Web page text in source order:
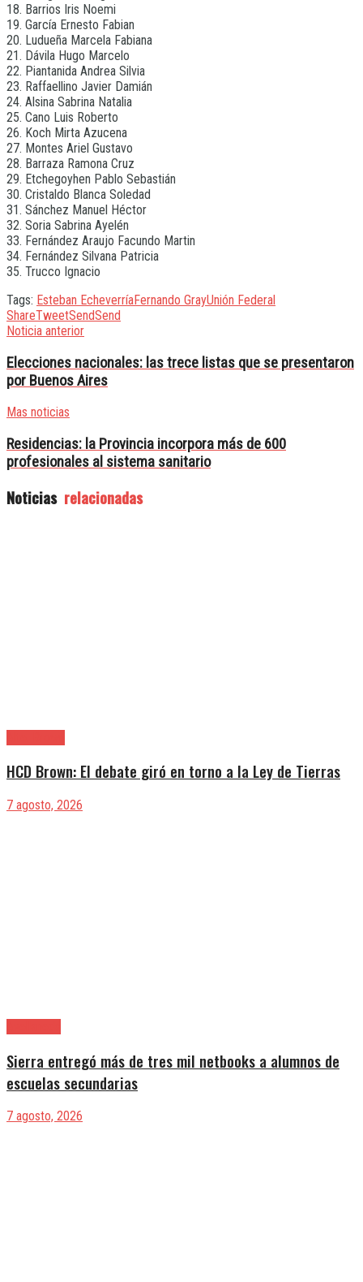
18. Barrios Iris Noemi
19. García Ernesto Fabian
20. Ludueña Marcela Fabiana
21. Dávila Hugo Marcelo
22. Piantanida Andrea Silvia
23. Raffaellino Javier Damián
24. Alsina Sabrina Natalia
25. Cano Luis Roberto
26. Koch Mirta Azucena
27. Montes Ariel Gustavo
28. Barraza Ramona Cruz
29. Etchegoyhen Pablo Sebastián
30. Cristaldo Blanca Soledad
31. Sánchez Manuel Héctor
32. Soria Sabrina Ayelén
33. Fernández Araujo Facundo Martin
34. Fernández Silvana Patricia
35. Trucco Ignacio
Tags: Esteban EcheverríaFernando GrayUnión Federal
ShareTweetSendSend
Noticia anterior
Elecciones nacionales: las trece listas que se presentaron
por Buenos Aires
Mas noticias
Residencias: la Provincia incorpora más de 600
profesionales al sistema sanitario
Noticias relacionadas
HCD Brown: El debate giró en torno a la Ley de Tierras
7 agosto, 2026
Sierra entregó más de tres mil netbooks a alumnos de
escuelas secundarias
7 agosto, 2026